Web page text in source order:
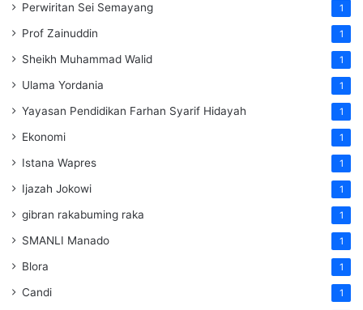
Perwiritan Sei Semayang 1
Prof Zainuddin 1
Sheikh Muhammad Walid 1
Ulama Yordania 1
Yayasan Pendidikan Farhan Syarif Hidayah 1
Ekonomi 1
Istana Wapres 1
Ijazah Jokowi 1
gibran rakabuming raka 1
SMANLI Manado 1
Blora 1
Candi 1